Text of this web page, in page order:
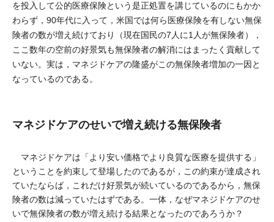
を投入して公的医療保険という是正処置を講じているのにもかか
わらず，90年代に入って，米国では何ら医療保険を有しない無保
険者の数が増え続けており（現在国民の7人に1人が無保険者），
ここ数年の空前の好景気も無保険者の解消にはまったく貢献して
いない。実は，マネジドケアの隆盛がこの無保険者増加の一因と
なっているのである。
マネジドケアのせいで増え続ける無保険者
マネジドケアは「より安い価格でより良質な医療を提供する」
ということを約束して登場したのであるが，この約束が達成され
ていたならば，これだけ好景気が続いているのであるから，無保
険者の数は減っていたはずである。一体，なぜマネジドケアのせ
いで無保険者の数が増え続ける結果となったのであろうか？